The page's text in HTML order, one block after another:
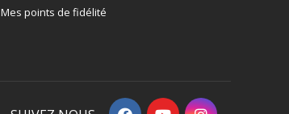
Mes points de fidélité